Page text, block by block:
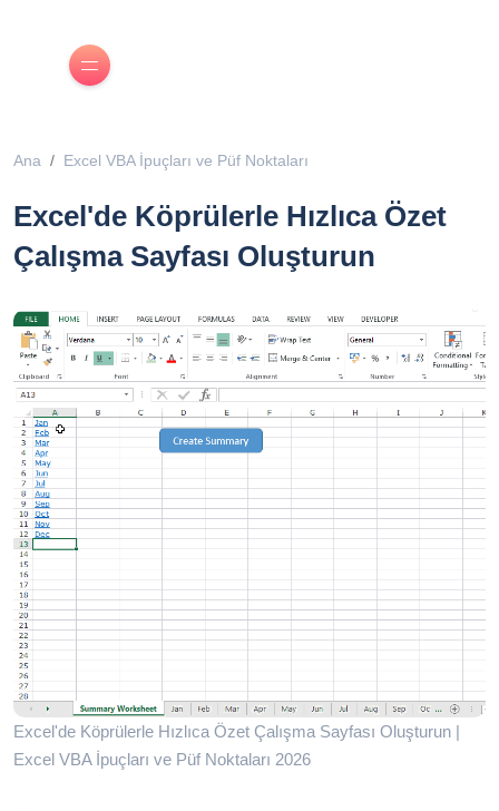
Ana Excel VBA İpuçları ve Püf Noktaları
Excel'de Köprülerle Hızlıca Özet
Çalışma Sayfası Oluşturun
Excel'de Köprülerle Hızlıca Özet Çalışma Sayfası Oluşturun |
Excel VBA İpuçları ve Püf Noktaları 2026